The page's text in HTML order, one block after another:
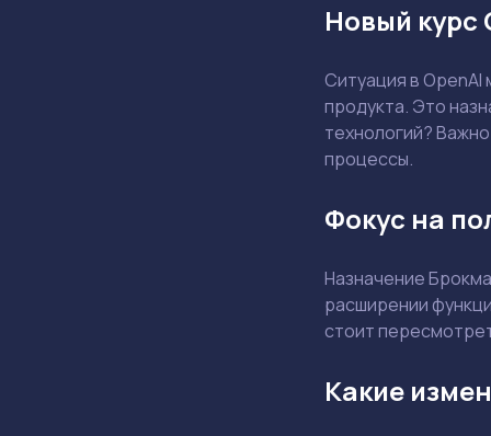
Новый курс
Ситуация в
продукта. Это
технологий?
процессы.
Фокус на
Назначение
расширении
стоит
Какие